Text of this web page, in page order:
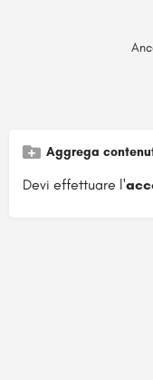
Aggrega
Devi effettuare l'